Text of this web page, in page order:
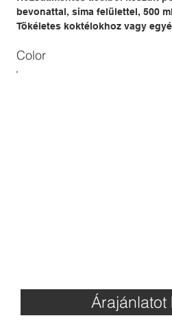
bevonattal, sima felülettel, 500
Tökéletes koktélokhoz vagy
Color
Árajánlatot